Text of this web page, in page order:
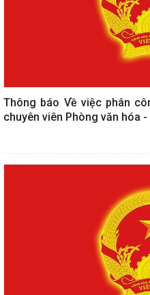
Thông báo Về việc phân
chuyên viên Phòng văn hóa